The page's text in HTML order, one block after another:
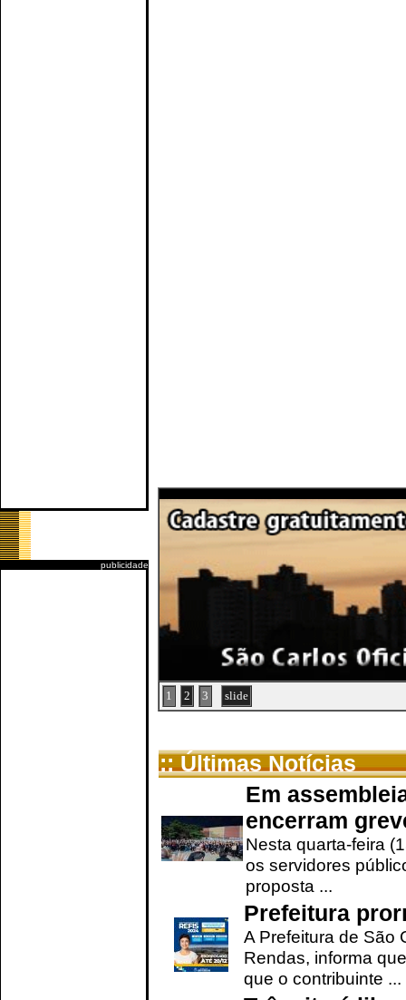
publicidade
1 2 3 slide
:: Últimas Notícias
Em
encerram
Nesta quarta-feira
os servidores
proposta ...
Prefeitura
A Prefeitura de São
Rendas, informa
que o contribuinte ...